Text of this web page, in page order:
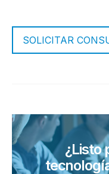
SOLICITAR
¿Listo